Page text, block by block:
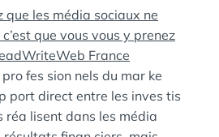
que les média sociaux ne
que vous vous y prenez
France
fes sion nels du mar ke
port direct entre les inves tis
réa lisent dans les média